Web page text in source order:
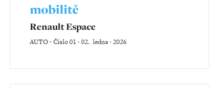
mobilitě
Renault Espace
AUTO-Číslo 01 ‧ 02. ledna ‧ 2026